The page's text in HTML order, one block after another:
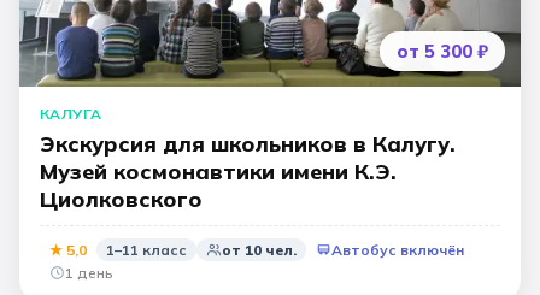
от 5 300 ₽
КАЛУГА
Экскурсия для школьников в Калугу.
Музей космонавтики имени К.Э.
Циолковского
★ 5,0 1–11 класс от 10 чел.
Автобус включён
1 день